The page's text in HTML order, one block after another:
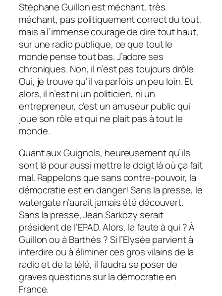
Stéphane Guillon est méchant, très
méchant, pas politiquement correct du tout,
mais a l’immense courage de dire tout haut,
sur une radio publique, ce que tout le
monde pense tout bas. J’adore ses
chroniques. Non, il n’est pas toujours drôle.
Oui, je trouve qu’il va parfois un peu loin. Et
alors, il n’est ni un politicien, ni un
entrepreneur, c’est un amuseur public qui
joue son rôle et qui ne plait pas à tout le
monde.
Quant aux Guignols, heureusement qu’ils
sont là pour aussi mettre le doigt là où ça fait
mal. Rappelons que sans contre-pouvoir, la
démocratie est en danger! Sans la presse, le
watergate n’aurait jamais été découvert.
Sans la presse, Jean Sarkozy serait
président de l’EPAD. Alors, la faute à qui ? À
Guillon ou à Barthès ? Si l’Elysée parvient à
interdire ou à éliminer ces gros vilains de la
radio et de la télé, il faudra se poser de
graves questions sur la démocratie en
France.